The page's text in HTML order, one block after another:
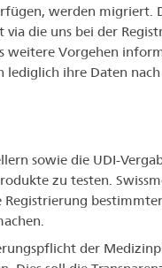
werden migriert.
die uns bei der
weitere Vorgehen
lediglich ihre Daten
sowie die UDI-
zu testen.
Registrierung bestimmter
der